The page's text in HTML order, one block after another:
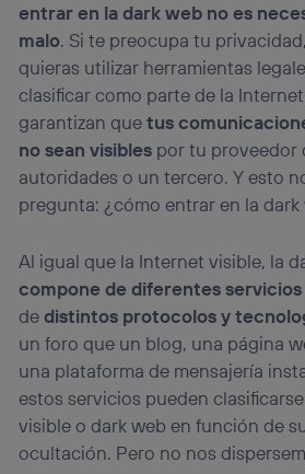
entrar en la dark web no es
malo. Si te preocupa tu
quieras utilizar herramientas
clasificar como parte de la
garantizan quetus
no sean visibles por tu proveedor
autoridades o un tercero. Y esto
pregunta: ¿cómo entrar en la dark
Al igual que la Internet visible, la
compone de diferentes servicios
dedistintos protocolos y
un foro que un blog, una página
una plataforma de mensajería
estos servicios pueden
visible o dark web en función de
ocultación. Pero no nos